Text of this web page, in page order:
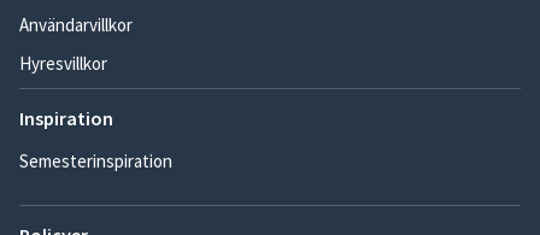
Användarvillkor
Hyresvillkor
Inspiration
Semesterinspiration